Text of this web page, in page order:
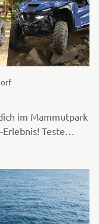
im Mammutpark
Teste
Modelle aus den
Gleichgesinnten
Atmosphäre